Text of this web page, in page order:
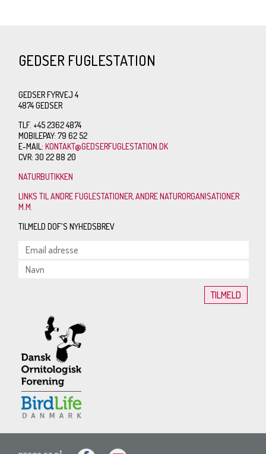
GEDSER FUGLESTATION
GEDSER FYRVEJ 4
4874 GEDSER
TLF. +45 2362 4874
MOBILEPAY: 79 62 52
E-MAIL:KONTAKT@GEDSERFUGLESTATION.DK
CVR: 30 22 88 20
NATURBUTIKKEN
LINKS TIL ANDRE FUGLESTATIONER, ANDRE NATURORGANISATIONER
M.M.
TILMELD DOF'S NYHEDSBREV